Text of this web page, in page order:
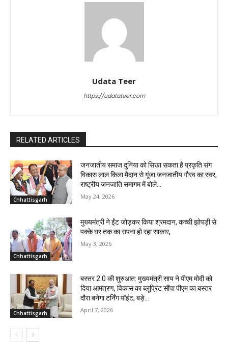
Udata Teer
https://udatateer.com
RELATED ARTICLES
Chhattisgarh
जनजातीय समाज दुनिया को सिखा सकता है प्रकृति संग
विकास लाल किला मैदान से गूंजा जनजातीय गौरव का स्वर,
राष्ट्रीय जनजाति समागम में बोले...
May 24, 2026
Chhattisgarh
मुख्यमंत्री ने ईंट जोड़कर किया श्रमदान, कच्ची झोपड़ी से
पक्के घर तक का सपना हो रहा साकार,
May 3, 2026
Chhattisgarh
बस्तर 2.0 की शुरुआत: मुख्यमंत्री साय ने पीएम मोदी को
दिया आमंत्रण, विकास का ब्लूप्रिंट सौंपा पीएम का बस्तर
दौरा बनेगा टर्निंग पॉइंट, बड़े...
April 7, 2026